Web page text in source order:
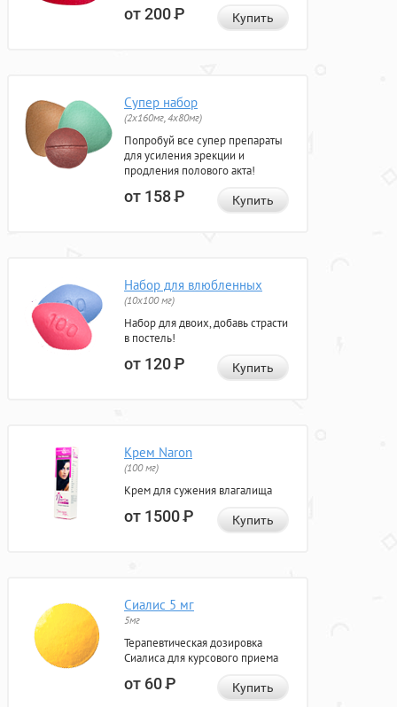
от 200Р Купить
Супер набор
(2х160мг, 4х80мг)
Попробуй все супер препараты
для усиления эрекции и
продления полового акта!
от 158Р Купить
Набор для влюбленных
(10х100 мг)
Набор для двоих, добавь страсти
в постель!
от 120Р Купить
Крем Naron
(100 мг)
Крем для сужения влагалища
от 1500Р Купить
Сиалис 5 мг
5мг
Терапевтическая дозировка
Сиалиса для курсового приема
от 60Р Купить